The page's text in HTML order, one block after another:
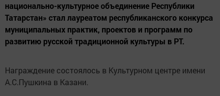
национально-культурное объединение Республики
Татарстан» стал лауреатом республиканского конкурса
муниципальных практик, проектов и программ по
развитию русской традиционной культуры в РТ.
Награждение состоялось в Культурном центре имени
А.С.Пушкина в Казани.